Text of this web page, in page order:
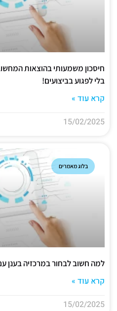
חיסכון משמעותי בהוצאות המחשוב
בלי לפגוע בביצועים!
קרא עוד »
15/02/2025
בלוג מאמרים
למה חשוב לבחור במרכזיה בענן עם תקן
קרא עוד »
15/02/2025